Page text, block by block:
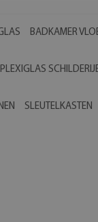
BADKAMER
PLEXIGLAS
SLEUTELKASTEN